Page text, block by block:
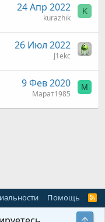
24 Апр 2022
kurazhik
K
26 Июл 2022
J1ekc
9 Фев 2020
Марат1985
М
Помощь
R